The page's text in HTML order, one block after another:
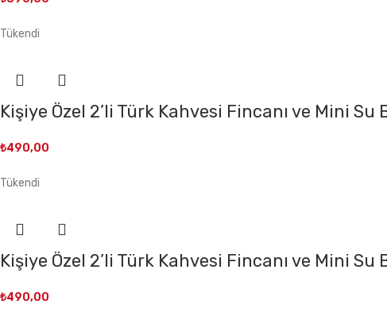
Tükendi
Kişiye Özel 2’li Türk Kahvesi Fincanı ve Mini
₺490,00
Tükendi
Kişiye Özel 2’li Türk Kahvesi Fincanı ve Mini Su
₺490,00